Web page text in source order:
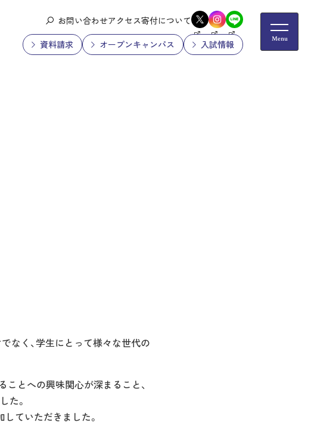
お問い合わせアクセス寄付について
資料請求 オープンキャンパス 入試情報
なく、学生にとって様々な世代の
ことへの興味関心が深まること、
た。
ていただきました。